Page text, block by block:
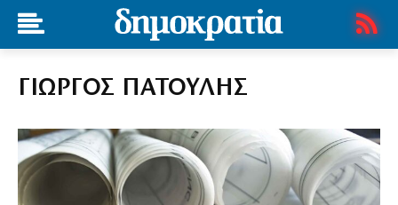
ΓΙΩΡΓΟΣ ΠΑΤΟΥΛΗΣ